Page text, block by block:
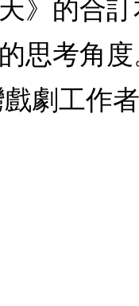
》的合
思考角度
劇工作